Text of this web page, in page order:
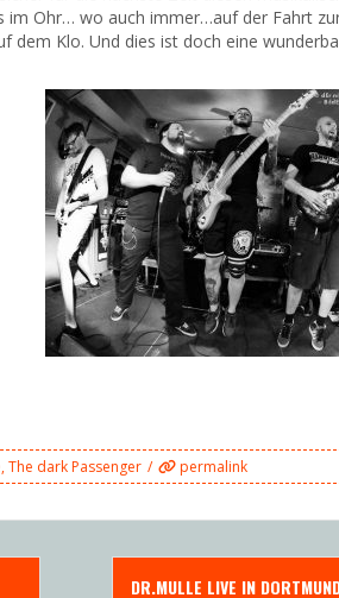
im Ohr… wo auch immer…auf der Fahrt
dem Klo. Und dies ist doch eine
,The dark Passenger permalink
DR.MULLE LIVE IN